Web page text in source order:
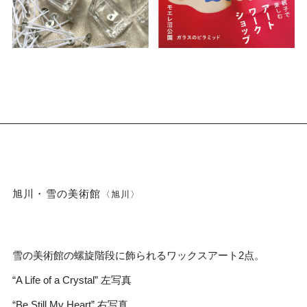
旭川・雪の美術館 〈旭川〉
雪の美術館の螺旋階段に飾られるワックスアート2点。
“A Life of a Crystal” 左写真
“Be Still My Heart” 右写真